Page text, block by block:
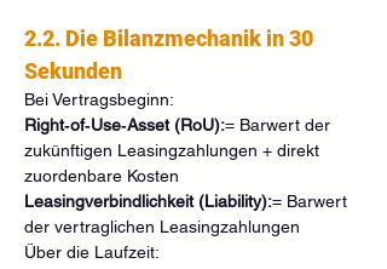
2.2. Die Bilanzmechanik in 30
Sekunden
Bei Vertragsbeginn:
Right‑of‑Use‑Asset (RoU):= Barwert der
zukünftigen Leasingzahlungen + direkt
zuordenbare Kosten
Leasingverbindlichkeit (Liability):= Barwert
der vertraglichen Leasingzahlungen
Über die Laufzeit: